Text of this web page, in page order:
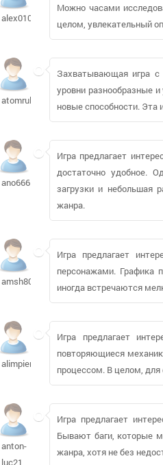
alex010594307
Можно часами
целом, увлекательный
atomrulle670
Захватывающая игра с
уровни разнообразные
новые способности.
ano666
Игра предлагает
достаточно удобное.
загрузки и небольшая
жанра.
amsh80698
Игра предлагает
персонажами. Графика
иногда встречаются
alimpienko941
Игра предлагает
повторяющиеся
процессом. В целом,
anton-
luc21
Игра предлагает
Бывают баги, которые
жанра, хотя не без